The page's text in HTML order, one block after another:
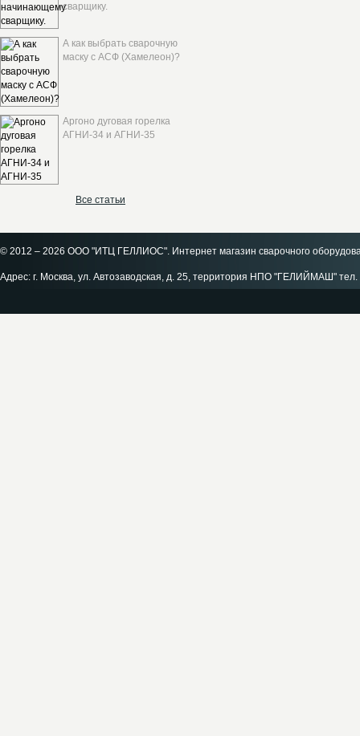
сварщику.
А как выбрать сварочную
маску с АСФ (Хамелеон)?
Аргоно дуговая горелка
АГНИ-34 и АГНИ-35
Все статьи
© 2012 – 2026 ООО "ИТЦ ГЕЛЛИОС". Интернет магазин сварочного
Адрес: г. Москва, ул. Автозаводская, д. 25, территория НПО "ГЕЛИЙМАШ"